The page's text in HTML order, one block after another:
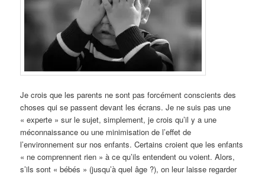
Je crois que les parents ne sont pas forcément conscients des
choses qui se passent devant les écrans. Je ne suis pas une
« experte » sur le sujet, simplement, je crois qu’il y a une
méconnaissance ou une minimisation de l’effet de
l’environnement sur nos enfants. Certains croient que les enfants
« ne comprennent rien » à ce qu’ils entendent ou voient. Alors,
s’ils sont « bébés » (jusqu’à quel âge ?), on leur laisse regarder